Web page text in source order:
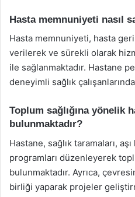
Hasta memnuniyeti nasıl
Hasta memnuniyeti, hasta
verilerek ve sürekli olarak
ile sağlanmaktadır. Hastane
deneyimli sağlık
Toplum sağlığına yönelik
bulunmaktadır?
Hastane, sağlık taramaları,
programları düzenleyerek
bulunmaktadır. Ayrıca,
birliği yaparak projeler